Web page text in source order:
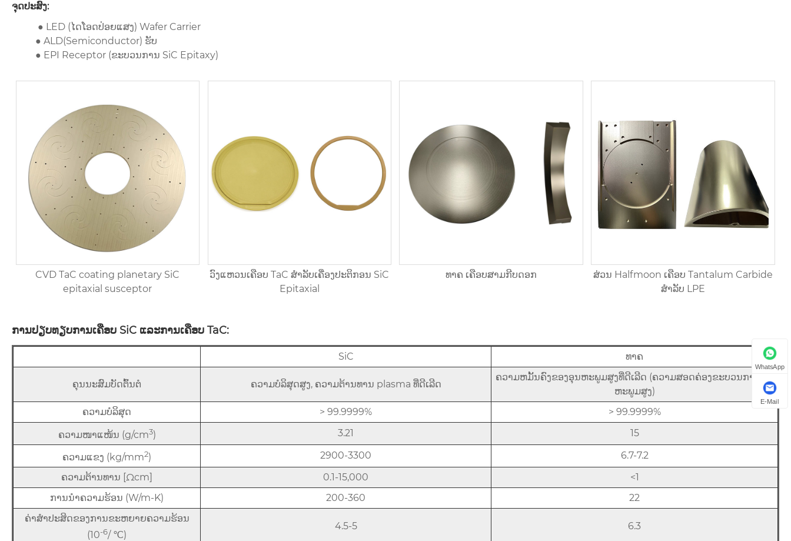
ຈຸດປະສົງ:
● LED (ໄດໂອດປ່ອຍແສງ) Wafer Carrier
● ALD(Semiconductor) ຮັບ
● EPI Receptor (ຂະບວນການ SiC Epitaxy)
CVD TaC coating planetary SiC
epitaxial susceptor
ວົງແຫວນເຄືອບ TaC ສໍາລັບເຄື່ອງປະຕິກອນ SiC
Epitaxial
ທາຄ ເຄືອບສາມກີບດອກ
ສ່ວນ Halfmoon ເຄືອບ Tantalum Carbide
ສໍາລັບ LPE
ການປຽບທຽບການເຄືອບ SiC ແລະການເຄືອບ TaC:
SiC ທາຄ
ຄຸນນະສົມບັດຕົ້ນຕໍ ຄວາມບໍລິສຸດສູງ, ຄວາມຕ້ານທານ plasma ທີ່ດີເລີດ
ຄວາມ​ຫມັ້ນ​ຄົງ​ຂອງ​ອຸນ​ຫະ​ພູມ​ສູງ​ທີ່​ດີ​ເລີດ (ຄວາມ​ສອດ​ຄ່ອງ​ຂະ​ບວນ​ການ​ອຸນ​
ຫະ​ພູມ​ສູງ​)
ຄວາມບໍລິສຸດ
> 99.9999% > 99.9999%
ຄວາມໜາແໜ້ນ (g/cm3) 3.21 15
ຄວາມແຂງ (kg/mm2) 2900-3300
6.7-7.2
ຄວາມຕ້ານທານ [Ωcm]
0.1-15,000
<1
ການນໍາຄວາມຮ້ອນ (W/m-K)
200-360
22
ຄ່າສໍາປະສິດຂອງການຂະຫຍາຍຄວາມຮ້ອນ
(10-6/ ℃)
4.5-5 6.3
WhatsApp
E-Mail